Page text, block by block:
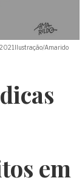
Ilustração/Amarido
em